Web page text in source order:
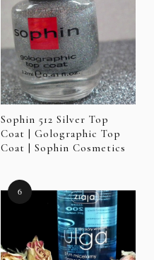
Sophin 512 Silver Top
Coat | Golographic Top
Coat | Sophin Cosmetics